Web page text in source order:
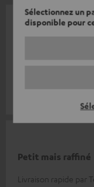
Sélectionnez un
disponible pour
difficulté. Une
Petit mais raffiné
Livraison rapide par